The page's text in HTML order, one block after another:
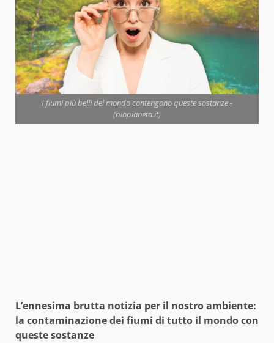
I fiumi più belli del mondo contengono queste sostanze -
(biopianeta.it)
L’ennesima brutta notizia per il nostro ambiente:
la contaminazione dei fiumi di tutto il mondo con
queste sostanze